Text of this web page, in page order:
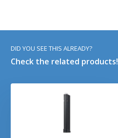
DID YOU SEE THIS ALREADY?
Check the related products!